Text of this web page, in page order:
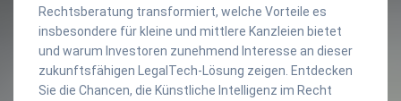
Rechtsberatung transformiert, welche Vorteile es
insbesondere für kleine und mittlere Kanzleien bietet
und warum Investoren zunehmend Interesse an dieser
zukunftsfähigen LegalTech-Lösung zeigen. Entdecken
Sie die Chancen, die Künstliche Intelligenz im Recht